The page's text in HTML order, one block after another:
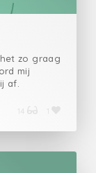
zo graag
mij
af.